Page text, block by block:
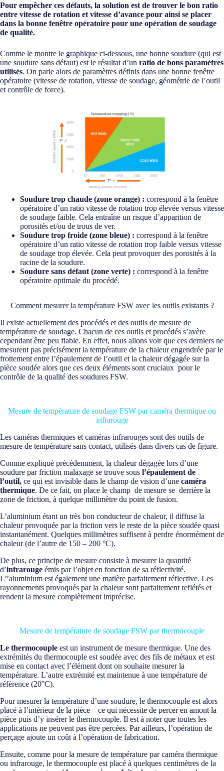
Pour empêcher ces défauts, la solution est de trouver le bon ratio
entre vitesse de rotation et vitesse d’avance pour ainsi se placer
dans la bonne fenêtre opératoire pour une opération de soudage
de qualité.
Comme le montre le graphique ci-dessous, une bonne soudure (qui est
une soudure sans défaut) est le résultat d’un ratio de bons paramètres
utilisés. On parle alors de paramètres définis dans une bonne fenêtre
opératoire (vitesse de rotation, vitesse de soudage, géométrie de l’outil
et contrôle de force).
Soudure trop chaude (zone orange) : correspond à la fenêtre
opératoire d’un ratio vitesse de rotation trop élevée versus vitesse
de soudage faible. Cela entraîne un risque d’apparition de
porosités et/ou de trous de ver.
Soudure trop froide (zone bleue) : correspond à la fenêtre
opératoire d’un ratio vitesse de rotation trop faible versus vitesse
de soudage trop élevée. Cela peut provoquer des porosités à la
racine de la soudure.
Soudure sans défaut (zone verte) : correspond à la fenêtre
opératoire optimale du procédé.
Comment mesurer la température FSW avec les outils existants ?
Il existe actuellement des procédés et des outils de mesure de
température de soudage. Chacun de ces outils et procédés s’avère
cependant être peu fiable. En effet, nous allons voir que ces derniers ne
mesurent pas précisément la température de la chaleur engendrée par le
frottement entre l’épaulement de l’outil et la chaleur dégagée sur la
pièce soudée alors que ces deux éléments sont cruciaux pour le
contrôle de la qualité des soudures FSW.
Mesure de température de soudage FSW par caméra thermique ou
infrarouge
Les caméras thermiques et caméras infrarouges sont des outils de
mesure de température sans contact, utilisés dans divers cas de figure.
Comme expliqué précédemment, la chaleur dégagée lors d’une
soudure par friction malaxage se trouve sous l’épaulement de
l’outil, ce qui est invisible dans le champ de vision d’une caméra
thermique. De ce fait, on place le champ de mesure se derrière la
zone de friction, à quelque millimètre du point de fusion.
L’aluminium étant un très bon conducteur de chaleur, il diffuse la
chaleur provoquée par la friction vers le reste de la pièce soudée quasi
instantanément. Quelques millimètres suffisent à perdre énormément de
chaleur (de l’autre de 150 – 200 °C).
De plus, ce principe de mesure consiste à mesurer la quantité
d’infrarouge émis par l’objet en fonction de sa réflectivité.
L’’aluminium est également une matière parfaitement réflective. Les
rayonnements provoqués par la chaleur sont parfaitement reflétés et
rendent la mesure complètement imprécise.
Mesure de température de soudage FSW par thermocouple
Le thermocouple est un instrument de mesure thermique. Une des
extrémités du thermocouple est soudée avec des fils de métaux et est
mise en contact avec l’élément dont on souhaite mesurer la
température. L’autre extrémité est maintenue à une température de
référence (20°C).
Pour mesurer la température d’une soudure, le thermocouple est alors
placé à l’intérieur de la pièce – ce qui nécessite de percer en amont la
pièce puis d’y insérer le thermocouple. Il est à noter que toutes les
applications ne peuvent pas être percées. Par ailleurs, l’opération de
perçage ajoute un coût à l’opération de fabrication.
Ensuite, comme pour la mesure de température par caméra thermique
ou infrarouge, le thermocouple est placé à quelques centimètres de la